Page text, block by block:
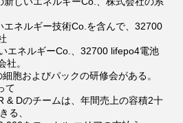
エネルギー技術Co.を含んで、32700
エネルギーCo.、32700 lifepo4電池
社。
胞およびパックの研修会がある。
て
& Dのチームは、年間売上の容積2十
る、